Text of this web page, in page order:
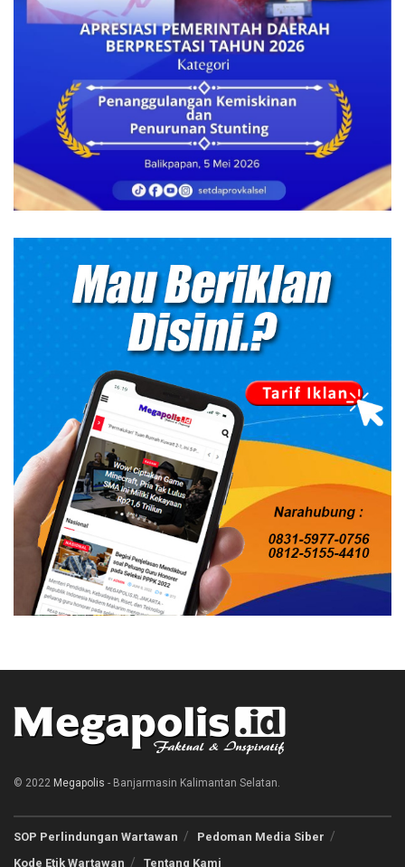
© 2022 Megapolis - Banjarmasin Kalimantan Selatan.
SOP Perlindungan Wartawan
Pedoman Media Siber
Kode Etik Wartawan
Tentang Kami